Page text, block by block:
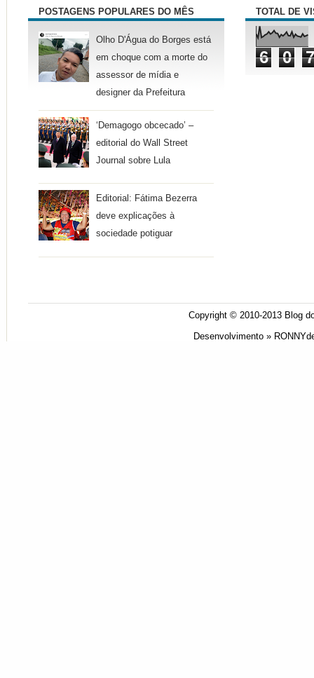
POSTAGENS POPULARES DO MÊS
Olho D'Água do Borges está
em choque com a morte do
assessor de mídia e
designer da Prefeitura
‘Demagogo obcecado’ –
editorial do Wall Street
Journal sobre Lula
Editorial: Fátima Bezerra
deve explicações à
sociedade potiguar
TOTAL DE
6 0 7
Copyright © 2010-2013 Blog
Desenvolvimento »